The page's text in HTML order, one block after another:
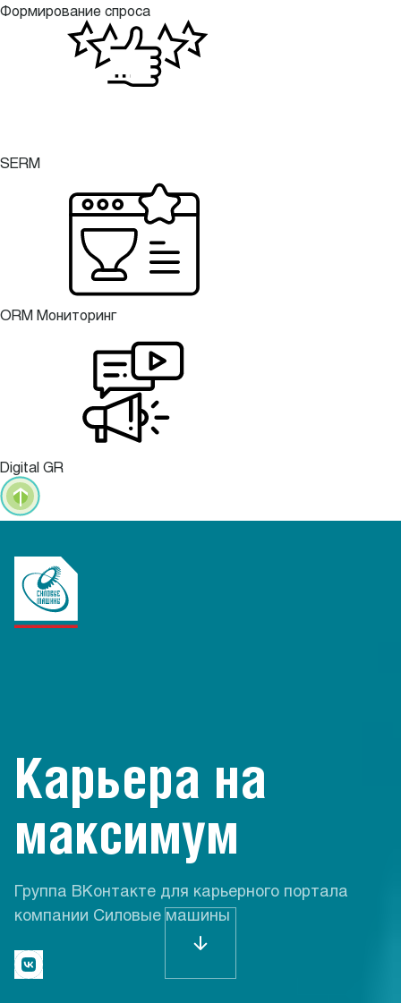
Формирование спроса
SERM
ORM Мониторинг
Digital GR
Карьера на
максимум
Группа ВКонтакте для карьерного портала
компании Силовые машины